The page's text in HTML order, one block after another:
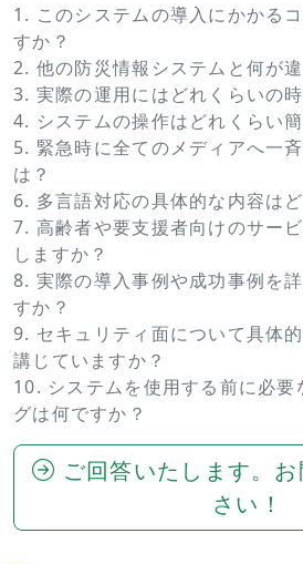
1. このシステムの導入にかかる
すか？
2. 他の防災情報システムと何が
3. 実際の運用にはどれくらいの
4. システムの操作はどれくらい
5. 緊急時に全てのメディアへ一
は？
6. 多言語対応の具体的な内容は
7. 高齢者や要支援者向けのサー
しますか？
8. 実際の導入事例や成功事例を
すか？
9. セキュリティ面について具体
講じていますか？
10. システムを使用する前に必要
グは何ですか？
ご回答いたします。
さい！